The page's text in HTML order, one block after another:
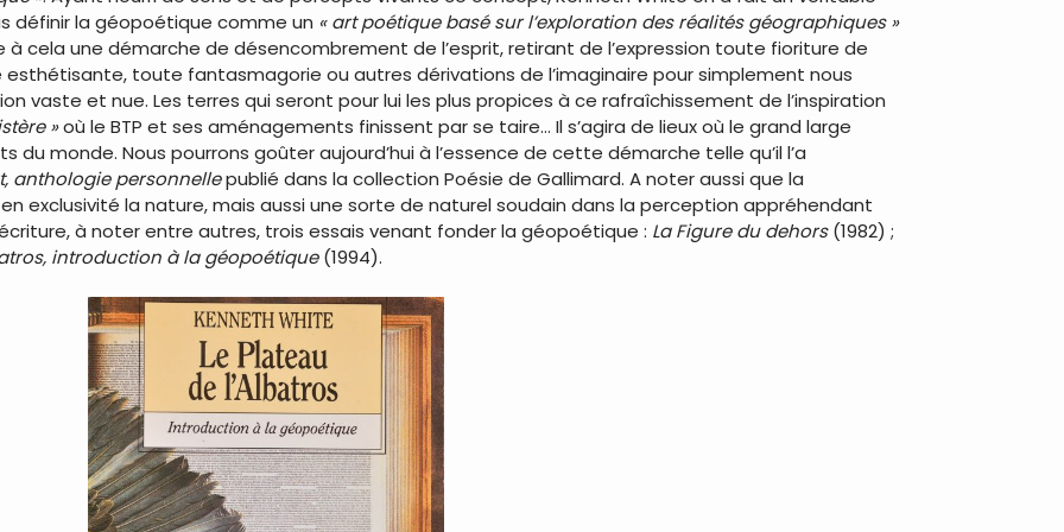
définir la géopoétique comme un « art poétique basé sur l’exploration des réalités géographiques »
à cela une démarche de désencombrement de l’esprit, retirant de l’expression toute fioriture de
toute fantasmagorie ou autres dérivations de l’imaginaire pour simplement nous
vaste et nue. Les terres qui seront pour lui les plus propices à ce rafraîchissement de l’inspiration
»où le BTP et ses aménagements finissent par se taire… Il s’agira de lieux où le grand large
monde. Nous pourrons goûter aujourd’hui à l’essence de cette démarche telle qu’il l’a
anthologie personnellepublié dans la collection Poésie de Gallimard. A noter aussi que la
exclusivité la nature, mais aussi une sorte de naturel soudain dans la perception appréhendant
à noter entre autres, trois essais venant fonder la géopoétique : La Figure du dehors(1982) ;
introduction à la géopoétique(1994).